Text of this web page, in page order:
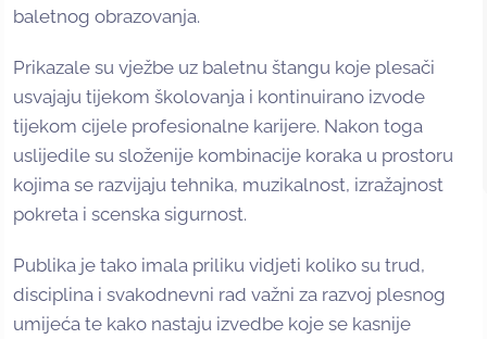
baletnog obrazovanja.
Prikazale su vježbe uz baletnu štangu koje plesači
usvajaju tijekom školovanja i kontinuirano izvode
tijekom cijele profesionalne karijere. Nakon toga
uslijedile su složenije kombinacije koraka u prostoru
kojima se razvijaju tehnika, muzikalnost, izražajnost
pokreta i scenska sigurnost.
Publika je tako imala priliku vidjeti koliko su trud,
disciplina i svakodnevni rad važni za razvoj plesnog
umijeća te kako nastaju izvedbe koje se kasnije